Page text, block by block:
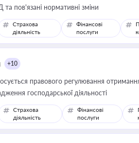
пов'язані нормативні зміни
Страхова
діяльність
Фінансові
послуги
+10
правового регулювання
господарської діяльності
Страхова
діяльність
Фінансові
послуги